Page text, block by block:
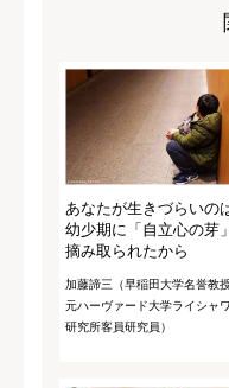
あなたが生きづらいの
幼少期に「自立心の芽
摘み取られたから
加藤諦三（早稲田大学名誉教授
元ハーヴァード大学ライシャ
研究所客員研究員）